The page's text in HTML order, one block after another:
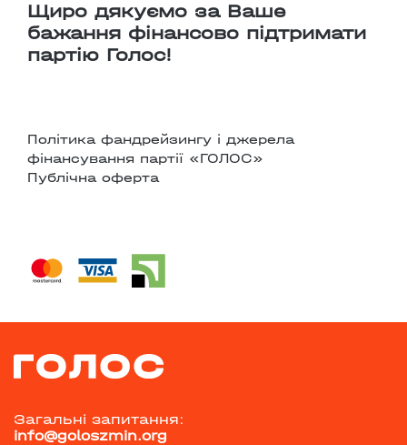
Щиро дякуємо за Ваше
бажання фінансово підтримати
партію Голос!
Політика фандрейзингу і джерела
фінансування партії «ГОЛОС»
Публічна оферта
Загальні запитання:
info@goloszmin.org